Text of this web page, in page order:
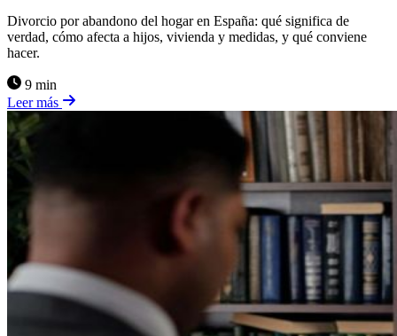
Divorcio por abandono del hogar en España: qué significa de
verdad, cómo afecta a hijos, vivienda y medidas, y qué conviene
hacer.
9 min
Leer más